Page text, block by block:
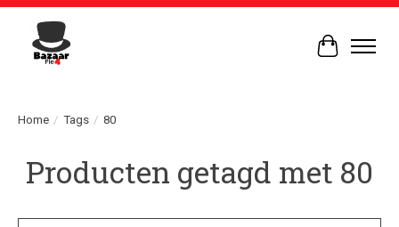
Home / Tags / 80
Producten getagd met 80